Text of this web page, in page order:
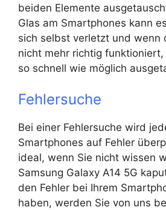
beiden Elemente
Glas am Smartphones kann
sich selbst verletzt und wenn
nicht mehr richtig
so schnell wie möglich
Fehlersuche
Bei einer Fehlersuche wird
Smartphones auf Fehler
ideal, wenn Sie nicht wissen
Samsung Galaxy A14 5G
den Fehler bei Ihrem
haben, werden Sie von uns